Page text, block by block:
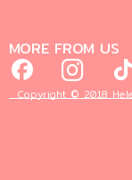
MORE FROM US
Copyright © 2018